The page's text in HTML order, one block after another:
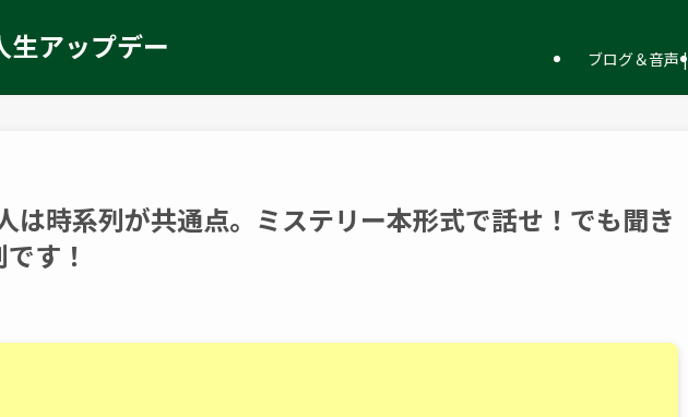
アップデー ブログ＆音声 |
は時系列が共通点。ミステリー本形式で話せ！でも聞き
す！